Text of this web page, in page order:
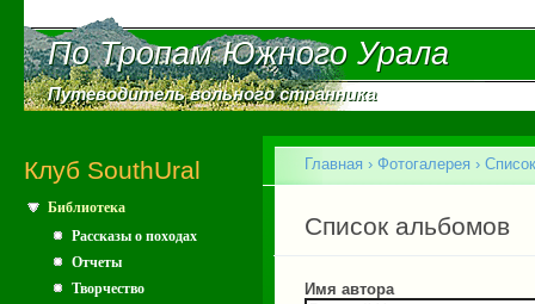
По Тропам Южного Урала
По Тропам Южного Урала
Путеводитель вольного странника
Путеводитель вольного странника
Клуб SouthUral
Библиотека
Рассказы о походах
Отчеты
Творчество
Вы здесь
Главная › Фотогалерея ›
Список альбомов
Главные вкладки
Имя автора